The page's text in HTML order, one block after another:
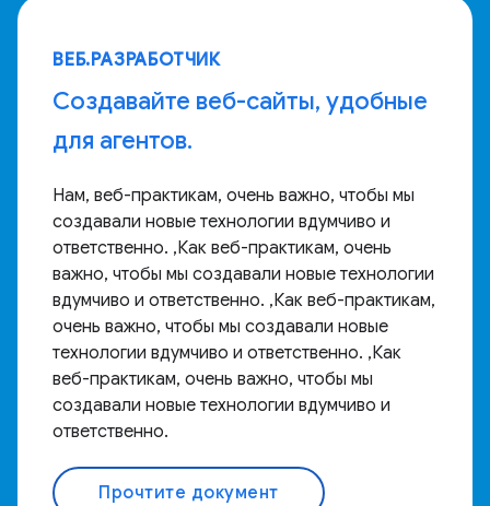
ВЕБ.РАЗРАБОТЧИК
Создавайте веб-сайты, удобные
для агентов.
Нам, веб-практикам, очень важно, чтобы мы
создавали новые технологии вдумчиво и
ответственно. ,Как веб-практикам, очень
важно, чтобы мы создавали новые технологии
вдумчиво и ответственно. ,Как веб-практикам,
очень важно, чтобы мы создавали новые
технологии вдумчиво и ответственно. ,Как
веб-практикам, очень важно, чтобы мы
создавали новые технологии вдумчиво и
ответственно.
Прочтите документ